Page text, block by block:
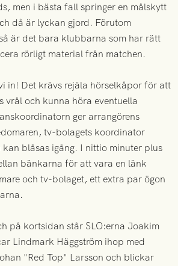
men i bästa fall springer en målskytt
då är lyckan gjord. Förutom
är det bara klubbarna som har rätt
rörligt material från matchen.
in! Det krävs rejäla hörselkåpor för att
vrål och kunna höra eventuella
ger arrangörens
tv-bolagets koordinator
blåsas igång. I nittio minuter plus
bänkarna för att vara en länk
och tv-bolaget, ett extra par ögon
på kortsidan står SLO:erna Joakim
Lindmark Häggström ihop med
"Red Top" Larsson och blickar